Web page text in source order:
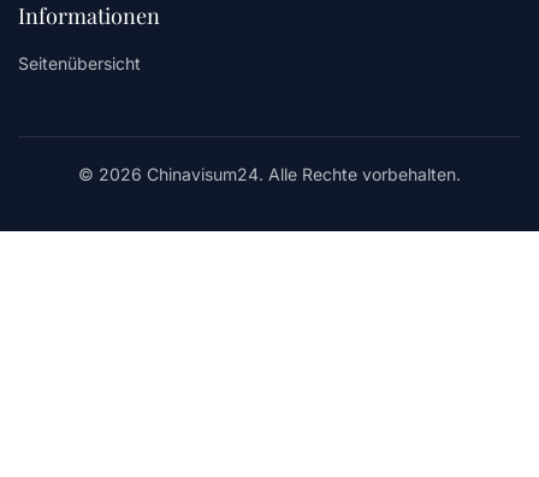
Informationen
Seitenübersicht
© 2026 Chinavisum24. Alle Rechte vorbehalten.